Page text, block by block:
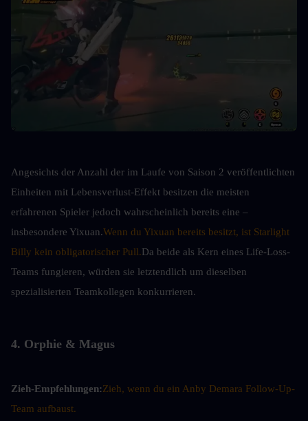
Angesichts der Anzahl der im Laufe von Saison 2 veröffentlichten
Einheiten mit Lebensverlust-Effekt besitzen die meisten
erfahrenen Spieler jedoch wahrscheinlich bereits eine –
insbesondere Yixuan.Wenn du Yixuan bereits besitzt, ist Starlight
Billy kein obligatorischer Pull.Da beide als Kern eines Life-Loss-
Teams fungieren, würden sie letztendlich um dieselben
spezialisierten Teamkollegen konkurrieren.
4. Orphie & Magus
Zieh-Empfehlungen:Zieh, wenn du ein Anby Demara Follow-Up-
Team aufbaust.